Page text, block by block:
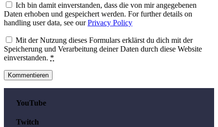
Ich bin damit einverstanden, dass die von mir angegebenen
Daten erhoben und gespeichert werden. For further details on
handling user data, see ourPrivacy Policy
Mit der Nutzung dieses Formulars erklärst du dich mit der
Speicherung und Verarbeitung deiner Daten durch diese Website
einverstanden. *
YouTube
Twitch